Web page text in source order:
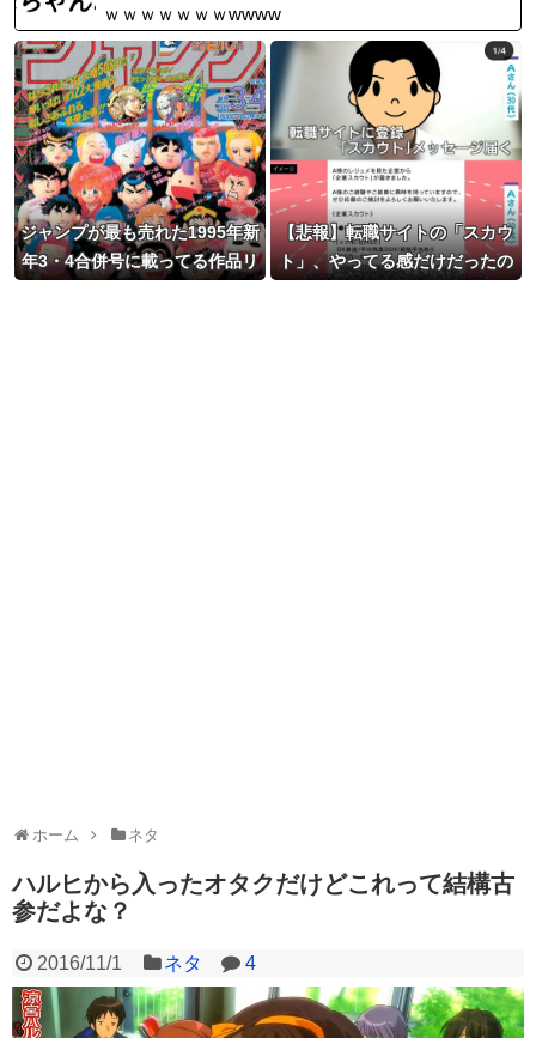
ｗｗｗｗｗｗｗwwww
ジャンプが最も売れた1995年新
年3・4合併号に載ってる作品リ
【悲報】転職サイトの「スカウ
ト」、やってる感だけだったの
ホーム ネタ
ハルヒから入ったオタクだけどこれって結構古
参だよな？
2016/11/1 ネタ 4